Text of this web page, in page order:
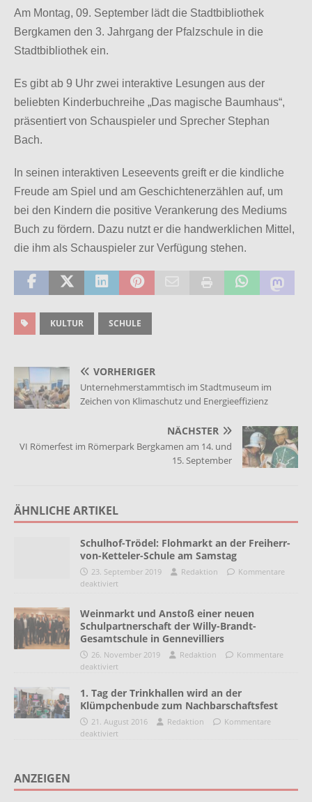
Am Montag, 09. September lädt die Stadtbibliothek
Bergkamen den 3. Jahrgang der Pfalzschule in die
Stadtbibliothek ein.
Es gibt ab 9 Uhr zwei interaktive Lesungen aus der
beliebten Kinderbuchreihe „Das magische Baumhaus“,
präsentiert von Schauspieler und Sprecher Stephan
Bach.
In seinen interaktiven Leseevents greift er die kindliche
Freude am Spiel und am Geschichtenerzählen auf, um
bei den Kindern die positive Verankerung des Mediums
Buch zu fördern. Dazu nutzt er die handwerklichen Mittel,
die ihm als Schauspieler zur Verfügung stehen.
KULTUR SCHULE
VORHERIGER
Unternehmerstammtisch im Stadtmuseum im
Zeichen von Klimaschutz und Energieeffizienz
NÄCHSTER
VI Römerfest im Römerpark Bergkamen am 14. und
15. September
ÄHNLICHE ARTIKEL
Schulhof-Trödel: Flohmarkt an der Freiherr-
von-Ketteler-Schule am Samstag
23. September 2019 Redaktion
Kommentare
deaktiviert
Weinmarkt und Anstoß einer neuen
Schulpartnerschaft der Willy-Brandt-
Gesamtschule in Gennevilliers
26. November 2019 Redaktion
Kommentare
deaktiviert
1. Tag der Trinkhallen wird an der
Klümpchenbude zum Nachbarschaftsfest
21. August 2016 Redaktion
Kommentare
deaktiviert
ANZEIGEN